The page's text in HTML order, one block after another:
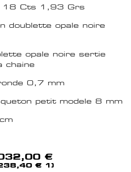
18 Cts 1,93 Grs
doublette opale noire
opale noire sertie
chaine
0,7 mm
petit modele 8 mm
€
€ 1)